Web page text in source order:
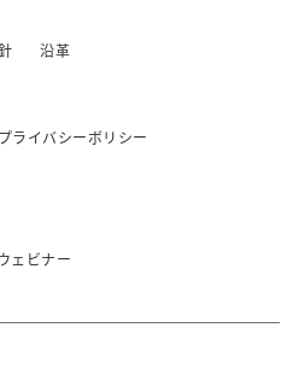
沿革
プライバシーボリシー
ェビナー